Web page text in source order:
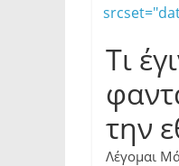
Τι
την
Λέγομαι